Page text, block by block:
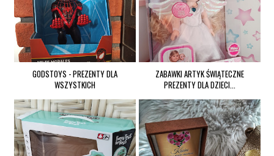
GODSTOYS - PREZENTY DLA
WSZYSTKICH
ZABAWKI ARTYK ŚWIĄTECZNE
PREZENTY DLA DZIECI...